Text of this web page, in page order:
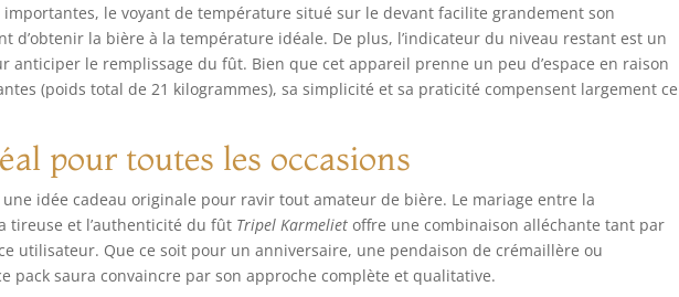
le voyant de température situé sur le devant facilite grandement son
d’obtenir la bière à la température idéale. De plus, l’indicateur du niveau restant est un
anticiper le remplissage du fût. Bien que cet appareil prenne un peu d’espace en raison
(poids total de 21 kilogrammes), sa simplicité et sa praticité compensent largement ce
pour toutes les occasions
une idée cadeau originale pour ravir tout amateur de bière. Le mariage entre la
tireuse et l’authenticité du fût Tripel Karmeliet offre une combinaison alléchante tant par
utilisateur. Que ce soit pour un anniversaire, une pendaison de crémaillère ou
pack saura convaincre par son approche complète et qualitative.